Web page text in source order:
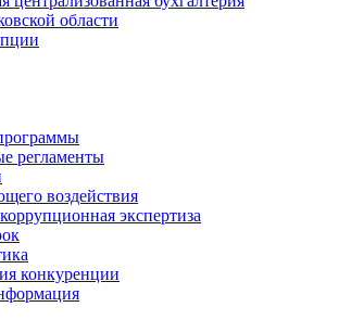
области
регламенты
воздействия
экспертиза
конкуренции